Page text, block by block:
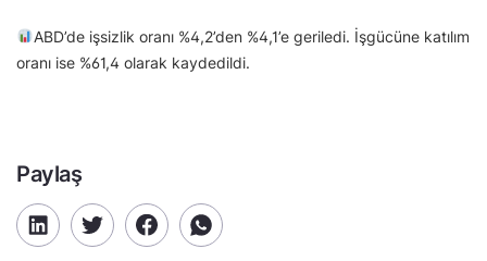
ABD’de işsizlik oranı %4,2’den %4,1’e geriledi. İşgücüne katılım
oranı ise %61,4 olarak kaydedildi.
Paylaş